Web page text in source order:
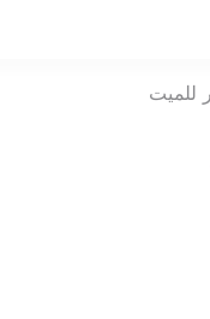
للميت